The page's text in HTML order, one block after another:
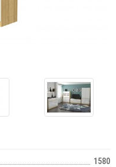
1580